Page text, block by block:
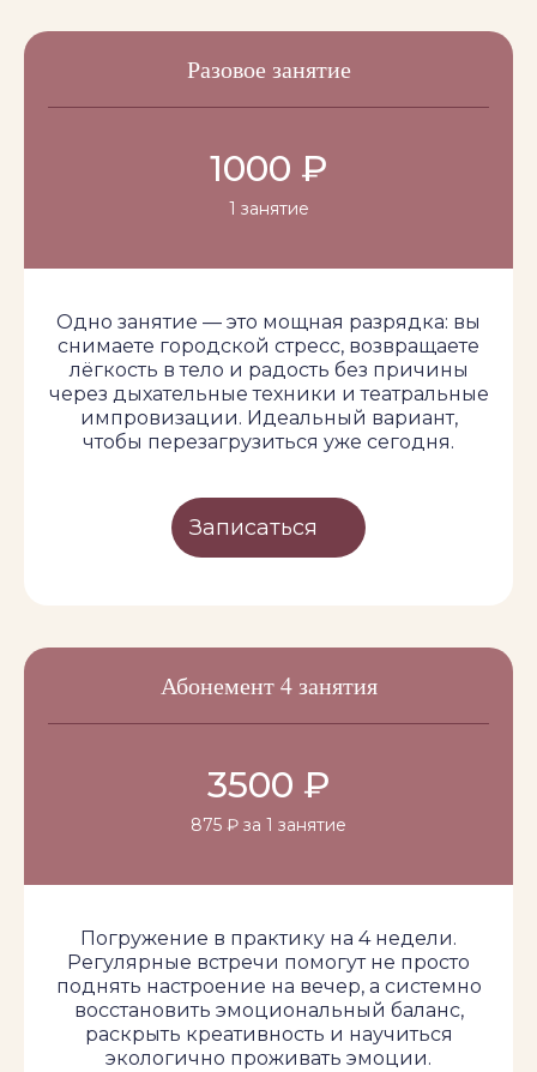
Разовое занятие
1000 ₽
1 занятие
Одно занятие — это мощная разрядка: вы
снимаете городской стресс, возвращаете
лёгкость в тело и радость без причины
через дыхательные техники и театральные
импровизации. Идеальный вариант,
чтобы перезагрузиться уже сегодня.
Записаться
Абонемент 4 занятия
3500 ₽
875 ₽ за 1 занятие
Погружение в практику на 4 недели.
Регулярные встречи помогут не просто
поднять настроение на вечер, а системно
восстановить эмоциональный баланс,
раскрыть креативность и научиться
экологично проживать эмоции.